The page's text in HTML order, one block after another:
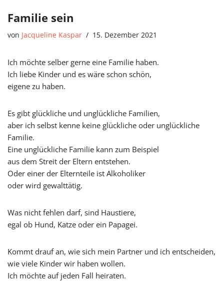
Familie sein
von Jacqueline Kaspar 15. Dezember 2021
Ich möchte selber gerne eine Familie haben.
Ich liebe Kinder und es wäre schon schön,
eigene zu haben.
Es gibt glückliche und unglückliche Familien,
aber ich selbst kenne keine glückliche oder unglückliche
Familie.
Eine unglückliche Familie kann zum Beispiel
aus dem Streit der Eltern entstehen.
Oder einer der Elternteile ist Alkoholiker
oder wird gewalttätig.
Was nicht fehlen darf, sind Haustiere,
egal ob Hund, Katze oder ein Papagei.
Kommt drauf an, wie sich mein Partner und ich entscheiden,
wie viele Kinder wir haben wollen.
Ich möchte auf jeden Fall heiraten.